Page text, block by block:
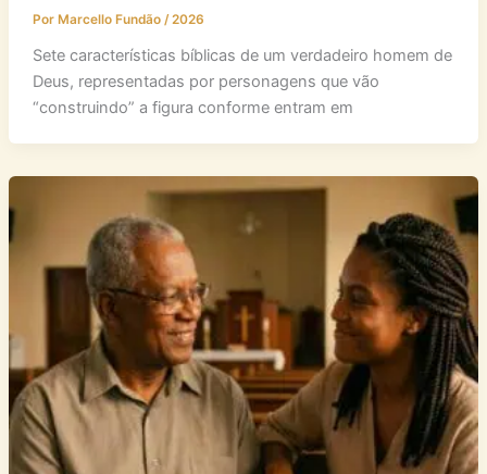
Por Marcello Fundão /2026
Sete características bíblicas de um verdadeiro homem de
Deus, representadas por personagens que vão
“construindo” a figura conforme entram em